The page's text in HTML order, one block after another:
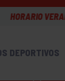
GENERALES
DEPORTIVOS